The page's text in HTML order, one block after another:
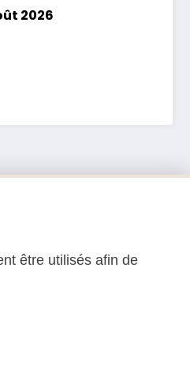
2026
être utilisés afin de